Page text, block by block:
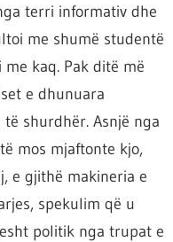
terri informativ dhe
me shumë studentë
kaq. Pak ditë më
e dhunuara
shurdhër. Asnjë nga
mos mjaftonte kjo,
e gjithë makineria e
spekulim që u
politik nga trupat e